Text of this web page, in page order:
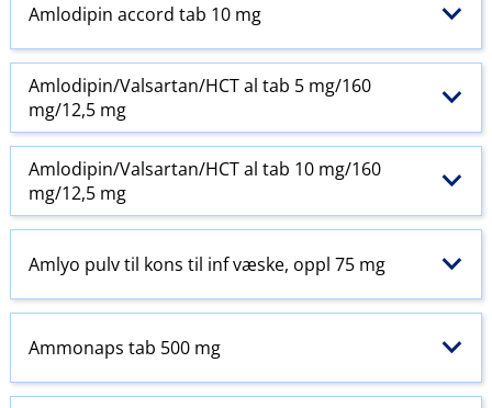
Amlodipin accord tab 10 mg
Amlodipin​/​Valsartan​/​HCT al tab 5 mg/160
mg/12,5 mg
Amlodipin​/​Valsartan​/​HCT al tab 10 mg/160
mg/12,5 mg
Amlyo pulv til kons til inf væske, oppl 75 mg
Ammonaps tab 500 mg